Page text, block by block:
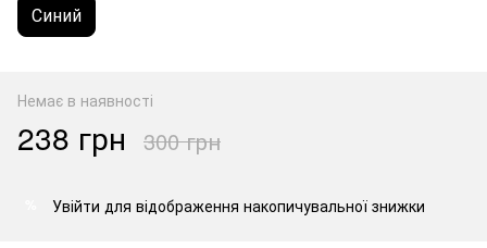
Синий
Немає в наявності
238 грн 300 грн
Увійти для відображення накопичувальної знижки